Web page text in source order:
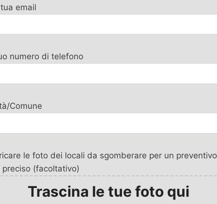
email
numero di telefono
Comune
le foto dei locali da sgomberare per un preventivo
preciso (facoltativo)
Trascina le tue foto qui